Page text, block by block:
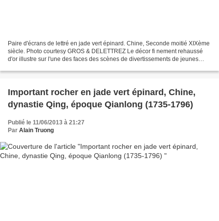
Paire d'écrans de lettré en jade vert épinard. Chine, Seconde moitié XIXème
siècle. Photo courtesy GROS & DELETTREZ Le décor fi nement rehaussé
d'or illustre sur l'une des faces des scènes de divertissements de jeunes
Important rocher en jade vert épinard, Chine,
dynastie Qing, époque Qianlong (1735-1796)
Publié le 11/06/2013 à 21:27
Par Alain Truong